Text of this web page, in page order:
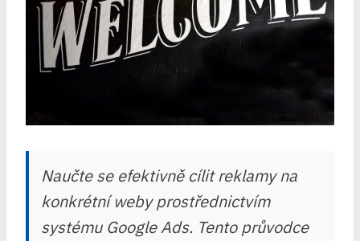
Naučte se efektivně cílit reklamy na
konkrétní weby prostřednictvím
systému Google Ads. Tento průvodce